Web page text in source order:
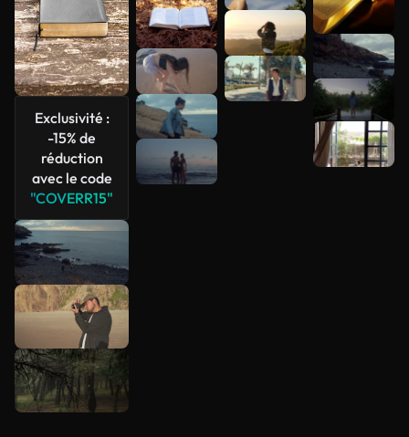
Exclusivité :
-15% de
réduction
avec le code
"COVERR15"
Voir plus